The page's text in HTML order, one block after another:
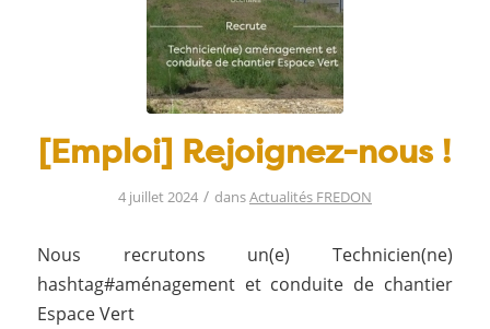
[Emploi] Rejoignez-nous !
4 juillet 2024 / dansActualités FREDON
Nous recrutons un(e) Technicien(ne)
hashtag#aménagement et conduite de chantier
Espace Vert